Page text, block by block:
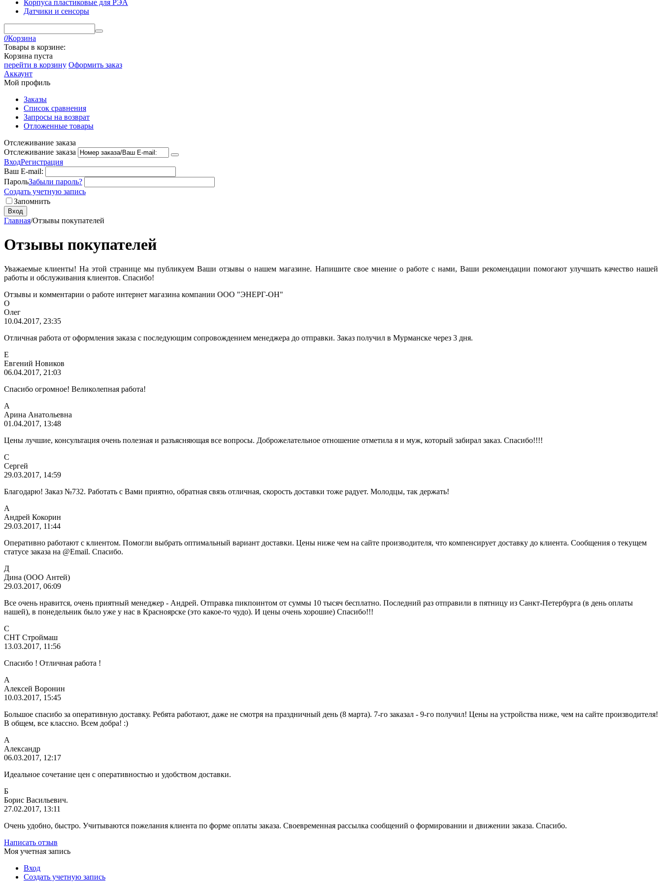
Корпуса пластиковые для РЭА
Датчики и сенсоры
0Корзина
Товары в корзине:
Корзина пуста
перейти в корзину Оформить заказ
Аккаунт
Мой профиль
Заказы
Список сравнения
Запросы на возврат
Отложенные товары
Отслеживание заказа
Отслеживание заказа
ВходРегистрация
Ваш E-mail:
ПарольЗабыли пароль?
Создать учетную запись
Запомнить
Вход
Главная/Отзывы покупателей
Отзывы покупателей
Уважаемые клиенты! На этой странице мы публикуем Ваши отзывы о нашем магазине. Напишите свое мнение о работе с нами, Ваши рекомендации помогают улучшать качество нашей
работы и обслуживания клиентов. Спасибо!
Отзывы и комментарии о работе интернет магазина компании ООО "ЭНЕРГ-ОН"
О
Олег
10.04.2017, 23:35
Отличная работа от оформления заказа с последующим сопровождением менеджера до отправки. Заказ получил в Мурманске через 3 дня.
Е
Евгений Новиков
06.04.2017, 21:03
Спасибо огромное! Великолепная работа!
А
Арина Анатольевна
01.04.2017, 13:48
Цены лучшие, консультация очень полезная и разъясняющая все вопросы. Доброжелательное отношение отметила я и муж, который забирал заказ. Спасибо!!!!
С
Сергей
29.03.2017, 14:59
Благодарю! Заказ №732. Работать с Вами приятно, обратная связь отличная, скорость доставки тоже радует. Молодцы, так держать!
А
Андрей Кокорин
29.03.2017, 11:44
Оперативно работают с клиентом. Помогли выбрать оптимальный вариант доставки. Цены ниже чем на сайте производителя, что компенсирует доставку до клиента. Сообщения о текущем
статусе заказа на @Email. Спасибо.
Д
Дина (ООО Антей)
29.03.2017, 06:09
Все очень нравится, очень приятный менеджер - Андрей. Отправка пикпоинтом от суммы 10 тысяч бесплатно. Последний раз отправили в пятницу из Санкт-Петербурга (в день оплаты
нашей), в понедельник было уже у нас в Красноярске (это какое-то чудо). И цены очень хорошие) Спасибо!!!
С
СНТ Строймаш
13.03.2017, 11:56
Спасибо ! Отличная работа !
А
Алексей Воронин
10.03.2017, 15:45
Большое спасибо за оперативную доставку. Ребята работают, даже не смотря на праздничный день (8 марта). 7-го заказал - 9-го получил! Цены на устройства ниже, чем на сайте производителя!
В общем, все классно. Всем добра! :)
А
Александр
06.03.2017, 12:17
Идеальное сочетание цен с оперативностью и удобством доставки.
Б
Борис Васильевич.
27.02.2017, 13:11
Очень удобно, быстро. Учитываются пожелания клиента по форме оплаты заказа. Своевременная рассылка сообщений о формировании и движении заказа. Спасибо.
Написать отзыв
Моя учетная запись
Вход
Создать учетную запись